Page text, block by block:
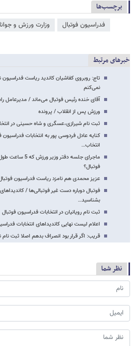
برچسب‌ها
فدراسیون فوتبال وزارت ورزش و
خبرهای مرتبط
تاج: روبروی کفاشیان کاندید ریاست
نمی‌کنم
آقای خنده رئیس فوتبال می‌ماند / مدیرعامل
ورزش پس از انقلاب / پرونده
ثبت نام شیرازی،عسگری و شاه حسینی در
کنایه عادل فردوسی پور به انتخابات فدراسیون
انتخاب…
ماجرای جلسه‌
فوتبال؟
عزیز محمدی هم نامزد ریاست فدراسیون
فوتبال دوباره دست غیر فوتبالی‌ها /
بشناسید…
ثبت نام رویانیان در انتخابات فدراسیون فوتبال
اعلام لیست نهایی کاندیداهای انتخابات
قریب: اگر قرار بود انصراف بدهم اصلا ثبت
نظر شما